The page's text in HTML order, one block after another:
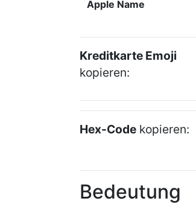
Apple Name
Kreditkarte Emoji
kopieren:
Hex-Code kopieren:
Bedeutung